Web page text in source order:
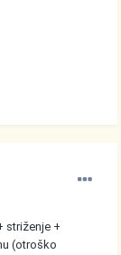
striženje +
(otroško